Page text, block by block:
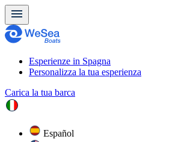
Esperienze in Spagna
Personalizza la tua esperienza
Carica la tua barca
Español